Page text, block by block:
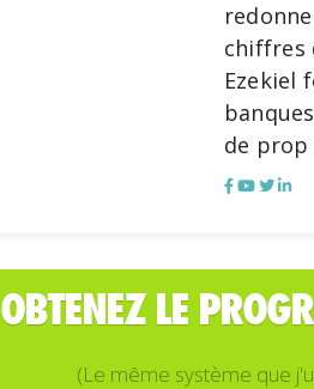
chiffres
Ezekiel
de
OBTENEZ LE
(Le même système que